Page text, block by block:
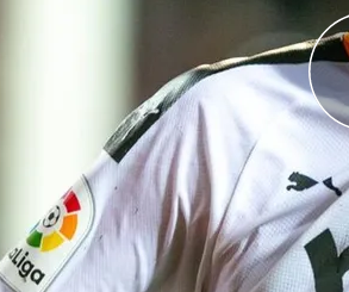
Dani Parejo no
propio futbolista madrileño, que
sido pieza clave en sus
jugando, pero no a cualquier
seguir jugando porque me
tranquilo, no quiero tomar